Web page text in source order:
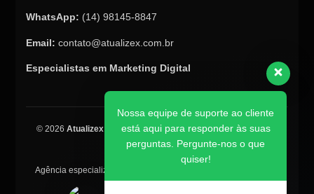
WhatsApp: (14) 98145-8847
Email: contato@atualizex.com.br
Especialistas em Marketing Digital
© 2026 Atualizex Marketing & Performance. Todos os direitos
reservados.
Agência especializada em SEO, criação de sites, tráfego pago e
Nossa equipe de suporte ao cliente
está aqui para responder às suas
perguntas. Pergunte-nos o que
quiser!